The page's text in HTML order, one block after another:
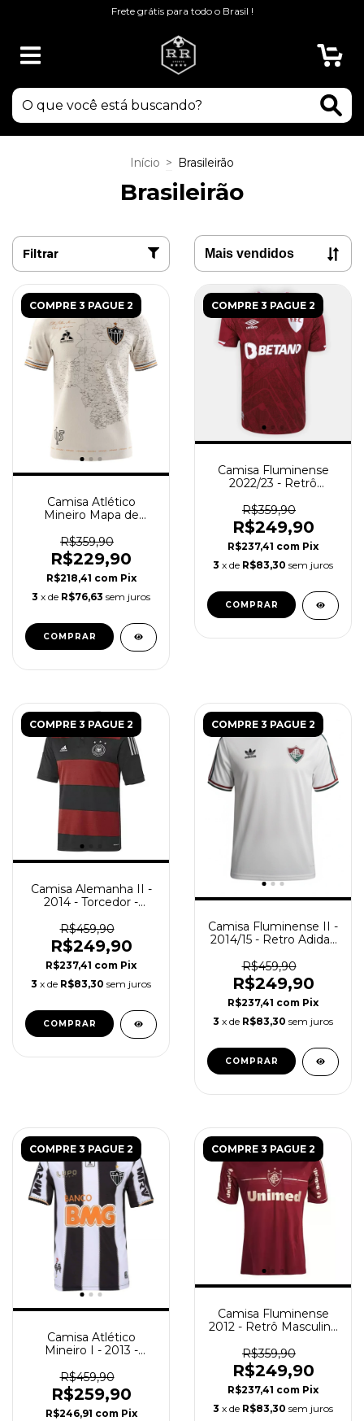
Frete grátis para todo o Brasil !
Início > Brasileirão
Brasileirão
Filtrar
COMPRE 3 PAGUE 2
Camisa Atlético
Mineiro Mapa de
Masculino Torcedor
R$359,90
R$229,90
R$218,41 com Pix
3 x de R$76,63 sem juros
COMPRAR
COMPRE 3 PAGUE 2
Camisa Fluminense
2022/23 - Retrô
R$359,90
R$249,90
R$237,41 com Pix
3 x de R$83,30 sem juros
COMPRAR
COMPRE 3 PAGUE 2
Camisa Alemanha II -
2014 - Torcedor -
Rubro-Negra
R$459,90
R$249,90
R$237,41 com Pix
3 x de R$83,30 sem juros
COMPRAR
COMPRE 3 PAGUE 2
Camisa Fluminense II -
2014/15 - Retro Adidas
R$459,90
R$249,90
R$237,41 com Pix
3 x de R$83,30 sem juros
COMPRAR
COMPRE 3 PAGUE 2
Camisa Atlético
Mineiro I - 2013 -
Libertadores 2013
(Retro)
R$459,90
R$259,90
R$246,91 com Pix
COMPRE 3 PAGUE 2
Camisa Fluminense
2012 - Retrô Masculino
R$359,90
R$249,90
R$237,41 com Pix
3 x de R$83,30 sem juros